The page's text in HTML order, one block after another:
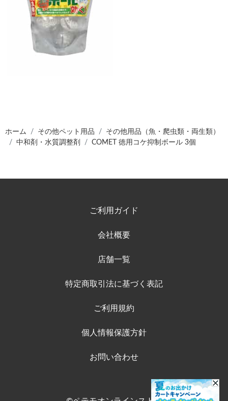
ホーム その他ペット用品
その他用品（魚・爬虫類・両生類）
中和剤・水質調整剤
COMET 徳用コケ抑制ボール 3個
ご利用ガイド
会社概要
店舗一覧
特定商取引法に基づく表記
ご利用規約
個人情報保護方針
お問い合わせ